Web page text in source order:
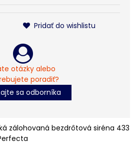
Pridať do wishlistu
otázky alebo
poradiť?
sa odborníka
zálohovaná bezdrôtová siréna 433